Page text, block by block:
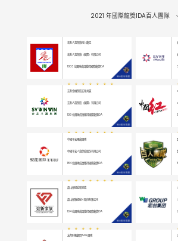
2021 年國際龍獎IDA百人團隊
宏利人壽保險南九龍區
宏利人壽保險（國際）有限公司
1003位團隊成員獲得國際龍獎IDA
宏利金融保險宏星共贏
宏利人壽保險（國際）有限公司
109位團隊成員獲得國際龍獎IDA
中國平安聚龍團隊
中國平安人壽保險股份有限公司
184位團隊成員獲得國際龍獎IDA
磊山保經迎新家族
磊山保險經紀人股份有限公司
104位團隊成員獲得國際龍獎IDA
友邦財務顧問AAG團隊